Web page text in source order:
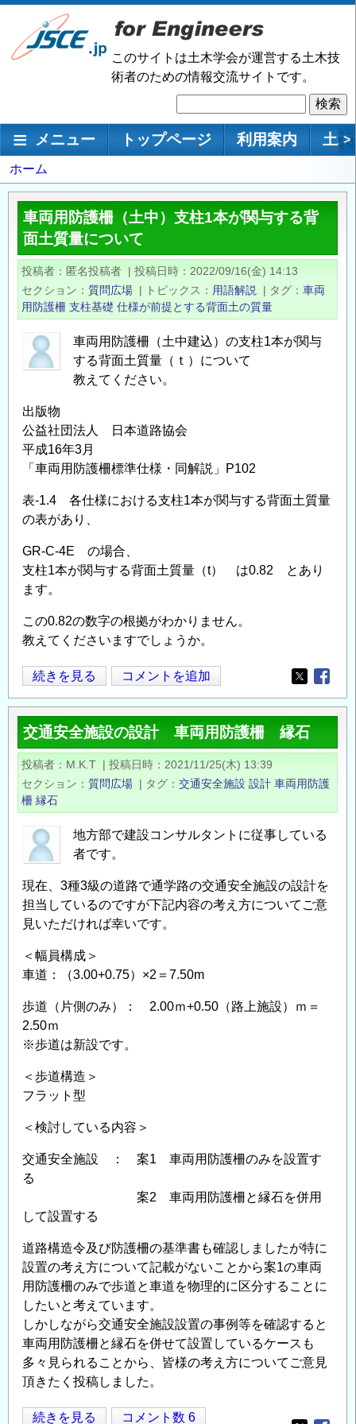
メ
ン
移
このサイトは土木学会が運営する土木技
術者のための情報交流サイトです。
索
メインナビゲーション
メニュー トップページ 利用案内 土 >
パ
ン
く
ず
ホーム
車両用防護柵（土中）支柱1本が関与する背
面土質量について
投稿者 匿名投稿者 | 投稿日時
2022/09/16(金) 14:13
セクション
質問広場 | トピックス 用語解説 | タグ
車両
用防護柵 支柱基礎 仕様が前提とする背面土の質量
車両用防護柵（土中建込）の支柱1本が関与
する背面土質量（ｔ）について
教えてください。
出版物
公益社団法人 日本道路協会
平成16年3月
「車両用防護柵標準仕様・同解説」P102
表-1.4 各仕様における支柱1本が関与する背面土質量
の表があり、
GR-C-4E の場合、
支柱1本が関与する背面土質量（t） は0.82 とあり
ます。
この0.82の数字の根拠がわかりません。
教えてくださいますでしょうか。
車
両
用
防
護
（土
中）
支
柱
本
が
関
与
す
背
面
土
質
量
つ
い
続きを見る コメントを追加
Opens in
交通安全施設の設計 車両用防護柵 縁石
投稿者 M.K.T | 投稿日時
2021/11/25(木) 13:39
セクション
質問広場 | タグ 交通安全施設 設計 車両用防護
柵 縁石
地方部で建設コンサルタントに従事している
者です。
現在、3種3級の道路で通学路の交通安全施設の設計を
担当しているのですが下記内容の考え方についてご意
見いただければ幸いです。
＜幅員構成＞
車道：（3.00+0.75）×2＝7.50m
歩道（片側のみ）： 2.00ｍ+0.50（路上施設）ｍ＝
2.50ｍ
※歩道は新設です。
＜歩道構造＞
フラット型
＜検討している内容＞
交通安全施設 ： 案1 車両用防護柵のみを設置す
る
案2 車両用防護柵と縁石を併用
して設置する
道路構造令及び防護柵の基準書も確認しましたが特に
設置の考え方について記載がないことから案1の車両
用防護柵のみで歩道と車道を物理的に区分することに
したいと考えています。
しかしながら交通安全施設設置の事例等を確認すると
車両用防護柵と縁石を併せて設置しているケースも
多々見られることから、皆様の考え方についてご意見
頂きたく投稿しました。
交
続きを見る コメント数 6